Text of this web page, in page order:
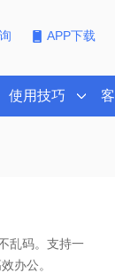
APP下载
使用技巧
乱码。支持一
办公。